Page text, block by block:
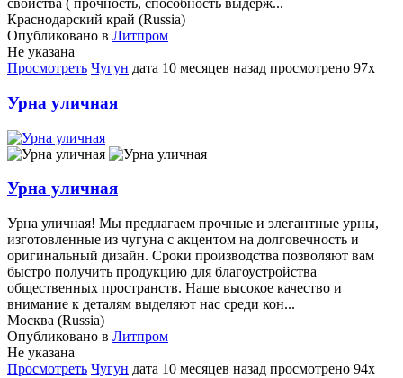
свойства ( прочность, способность выдерж...
Краснодарский край (Russia)
Опубликовано в Литпром
Не указана
Просмотреть Чугун дата 10 месяцев назад просмотрено 97x
Урна уличная
Урна уличная
Урна уличная! Мы предлагаем прочные и элегантные урны,
изготовленные из чугуна с акцентом на долговечность и
оригинальный дизайн. Сроки производства позволяют вам
быстро получить продукцию для благоустройства
общественных пространств. Наше высокое качество и
внимание к деталям выделяют нас среди кон...
Москва (Russia)
Опубликовано в Литпром
Не указана
Просмотреть Чугун дата 10 месяцев назад просмотрено 94x